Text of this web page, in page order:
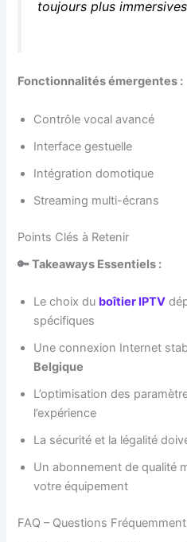
toujours plus
Fonctionnalités émergentes :
Contrôle vocal avancé
Interface gestuelle
Intégration domotique
Streaming multi-écrans
Points Clés à Retenir
🔑 Takeaways Essentiels :
Le choix du boîtier IPTV
spécifiques
Une connexion Internet
Belgique
L’optimisation des
l’expérience
La sécurité et la légalité
Un abonnement de qualité
votre équipement
FAQ – Questions